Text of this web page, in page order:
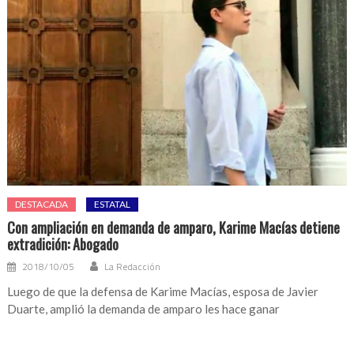
DESTACADA ESTATAL
Con ampliación en demanda de amparo, Karime Macías detiene
extradición: Abogado
2018/10/05 La Redacción
Luego de que la defensa de Karime Macías, esposa de Javier
Duarte, amplió la demanda de amparo les hace ganar